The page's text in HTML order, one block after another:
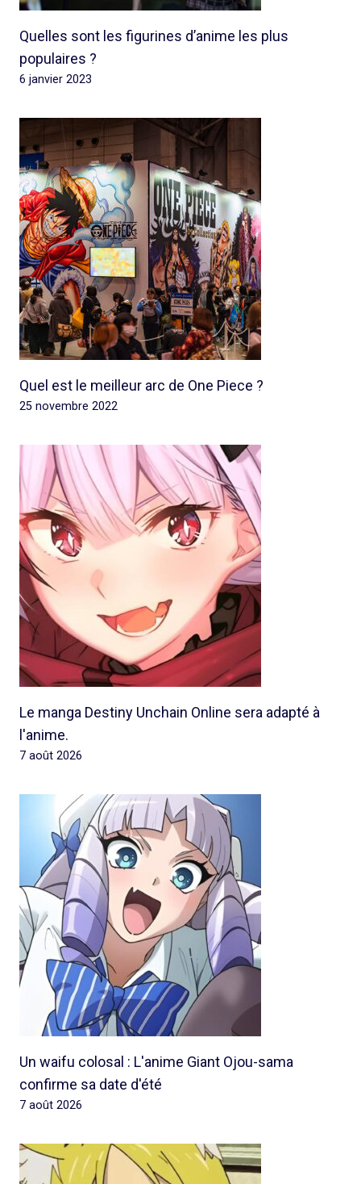
Quelles sont les figurines d’anime les plus
populaires ?
6 janvier 2023
Quel est le meilleur arc de One Piece ?
25 novembre 2022
Le manga Destiny Unchain Online sera adapté à
l'anime.
7 août 2026
Un waifu colosal : L'anime Giant Ojou-sama
confirme sa date d'été
7 août 2026